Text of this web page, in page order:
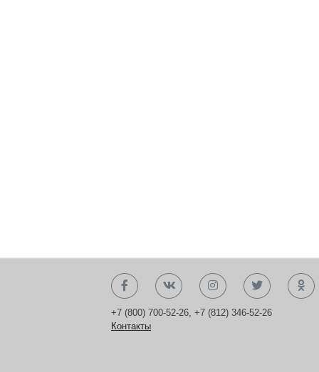
+7 (800) 700-52-26, +7 (812) 346-52-26
Контакты